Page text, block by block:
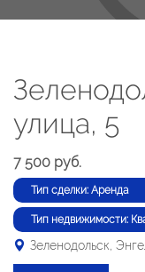
улица, 5
7 500 руб.
Тип сделки: Аренда
Тип недвижимости:
Зеленодольск,